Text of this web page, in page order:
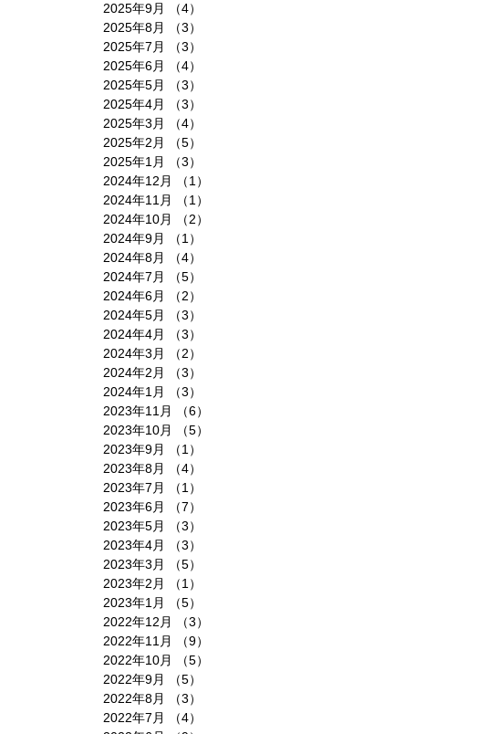
2025年9月
（4）
2025年8月
（3）
2025年7月
（3）
2025年6月
（4）
2025年5月
（3）
2025年4月
（3）
2025年3月
（4）
2025年2月
（5）
2025年1月
（3）
2024年12月
（1）
2024年11月
（1）
2024年10月
（2）
2024年9月
（1）
2024年8月
（4）
2024年7月
（5）
2024年6月
（2）
2024年5月
（3）
2024年4月
（3）
2024年3月
（2）
2024年2月
（3）
2024年1月
（3）
2023年11月
（6）
2023年10月
（5）
2023年9月
（1）
2023年8月
（4）
2023年7月
（1）
2023年6月
（7）
2023年5月
（3）
2023年4月
（3）
2023年3月
（5）
2023年2月
（1）
2023年1月
（5）
2022年12月
（3）
2022年11月
（9）
2022年10月
（5）
2022年9月
（5）
2022年8月
（3）
2022年7月
（4）